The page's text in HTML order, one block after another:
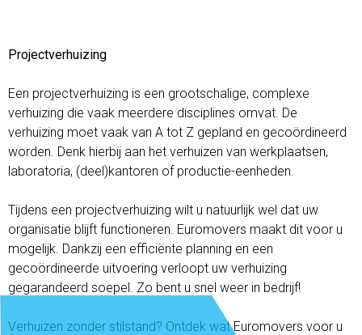
Projectverhuizing
Een projectverhuizing is een grootschalige, complexe
verhuizing die vaak meerdere disciplines omvat. De
verhuizing moet vaak van A tot Z gepland en gecoördineerd
worden. Denk hierbij aan het verhuizen van werkplaatsen,
laboratoria, (deel)kantoren of productie-eenheden.
Tijdens een projectverhuizing wilt u natuurlijk wel dat uw
organisatie blijft functioneren. Euromovers maakt dit voor u
mogelijk. Dankzij een efficiënte planning en een
gecoördineerde uitvoering verloopt uw verhuizing
gegarandeerd soepel. Zo bent u snel weer in bedrijf!
Verhuizen zonder stilstand? Ontdek wat Euromovers voor u